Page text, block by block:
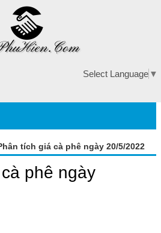
Select Language ▼
tích giá cà phê ngày 20/5/2022
phê ngày